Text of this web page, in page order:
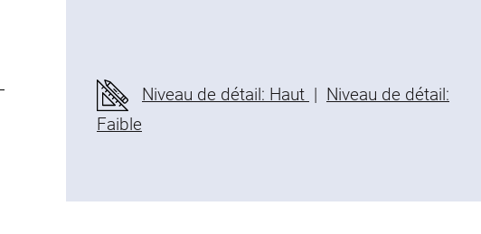
Niveau de détail: Haut | Niveau de détail:
Faible